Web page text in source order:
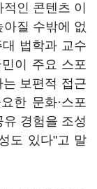
인 콘텐츠 이
질 수밖에 없
법학과 교수
이 주요 스포
보편적 접근
한 문화·스포
경험을 조성
도 있다"고 말